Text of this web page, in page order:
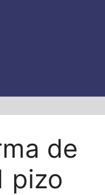
de
pizo